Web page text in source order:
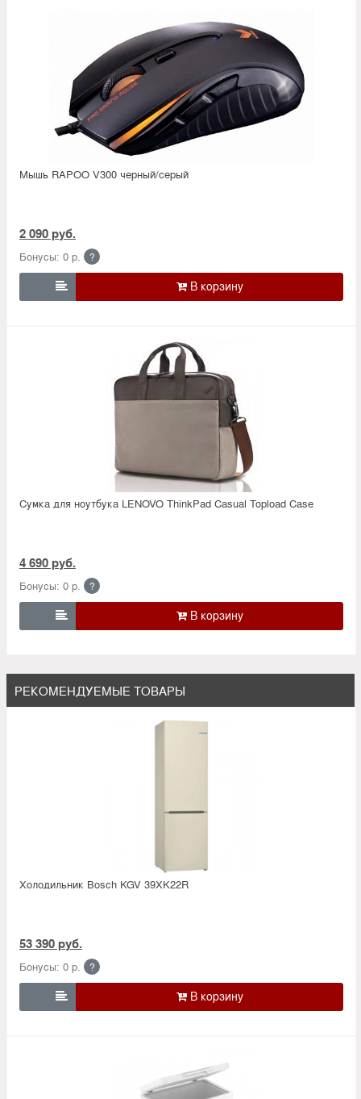
Мышь RAPOO V300 черный/серый
2 090 руб.
Бонусы: 0 р. ?

Сумка для ноутбука LENOVO ThinkPad Casual Topload Case
4 690 руб.
Бонусы: 0 р. ?

РЕКОМЕНДУЕМЫЕ ТОВАРЫ
Холодильник Bosсh KGV 39XK22R
53 390 руб.
Бонусы: 0 р. ?
